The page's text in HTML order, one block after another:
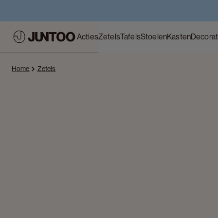
ActiesZetelsTafelsStoelenKasten
Home Zetels